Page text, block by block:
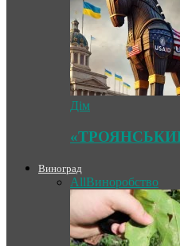
Дім
Виноград
AllВиноробство